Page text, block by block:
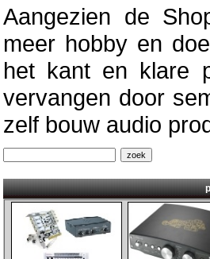
Aangezien de
meer hobby en
het kant en klare
vervangen door
zelf bouw audio